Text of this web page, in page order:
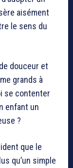
aisément
le sens du
douceur et
grands à
se contenter
enfant un
?
que le
qu’un simple